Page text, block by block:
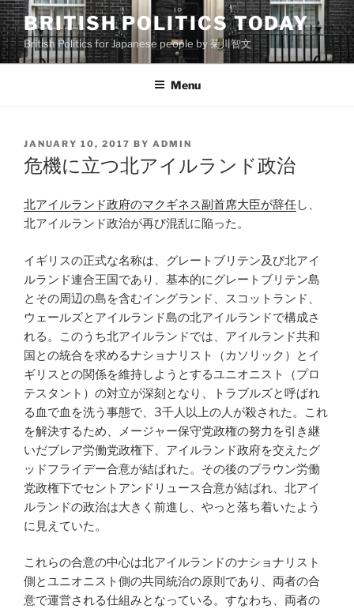
Skip
to
content
BRITISH POLITICS TODAY
British Politics for Japanese people by 菊川智文
Menu
POSTED
ON
JANUARY 10, 2017 BY ADMIN
危機に立つ北アイルランド政治
北アイルランド政府のマクギネス副首席大臣が辞任し、
北アイルランド政治が再び混乱に陥った。
イギリスの正式な名称は、グレートブリテン及び北アイ
ルランド連合王国であり、基本的にグレートブリテン島
とその周辺の島を含むイングランド、スコットランド、
ウェールズとアイルランド島の北アイルランドで構成さ
れる。このうち北アイルランドでは、アイルランド共和
国との統合を求めるナショナリスト（カソリック）とイ
ギリスとの関係を維持しようとするユニオニスト（プロ
テスタント）の対立が深刻となり、トラブルズと呼ばれ
る血で血を洗う事態で、3千人以上の人が殺された。これ
を解決するため、メージャー保守党政権の努力を引き継
いだブレア労働党政権下、アイルランド政府を交えたグ
ッドフライデー合意が結ばれた。その後のブラウン労働
党政権下でセントアンドリュース合意が結ばれ、北アイ
ルランドの政治は大きく前進し、やっと落ち着いたよう
に見えていた。
これらの合意の中心は北アイルランドのナショナリスト
側とユニオニスト側の共同統治の原則であり、両者の合
意で運営される仕組みとなっている。すなわち、両者の